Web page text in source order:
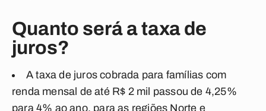
Quanto será a taxa de
juros?
A taxa de juros cobrada para famílias com
renda mensal de até R$ 2 mil passou de 4,25%
para 4% ao ano, para as regiões Norte e